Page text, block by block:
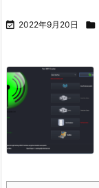
 2022年9月20日 